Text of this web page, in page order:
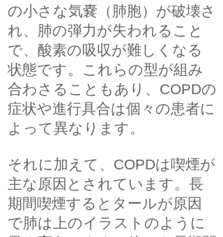
の小さな気嚢（肺胞）が破壊さ
れ、肺の弾力が失われること
で、酸素の吸収が難しくなる
状態です。これらの型が組み
合わさることもあり、COPDの
症状や進行具合は個々の患者に
よって異なります。
それに加えて、COPDは喫煙が
主な原因とされています。長
期間喫煙するとタールが原因
で肺は上のイラストのように